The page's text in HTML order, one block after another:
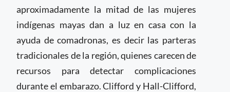
aproximadamente la mitad de las mujeres
indígenas mayas dan a luz en casa con la
ayuda de comadronas, es decir las parteras
tradicionales de la región, quienes carecen de
recursos para detectar complicaciones
durante el embarazo. Clifford y Hall-Clifford,